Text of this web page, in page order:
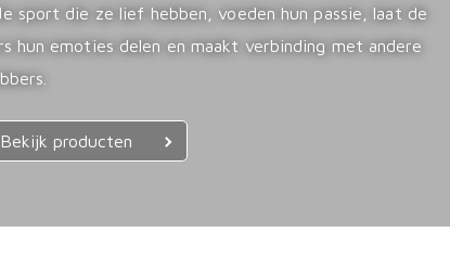
sport die ze lief hebben, voeden hun passie, laat de
hun emoties delen en maakt verbinding met andere
Bekijk producten